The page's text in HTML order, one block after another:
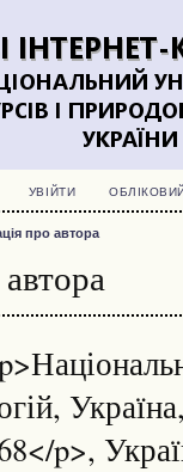
УВІЙТИ
про автора
p>,